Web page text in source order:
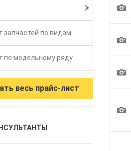
запчастей по видам
по модельному ряду
весь прайс-лист
1
1
1
1